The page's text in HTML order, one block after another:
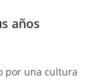
años
por una cultura